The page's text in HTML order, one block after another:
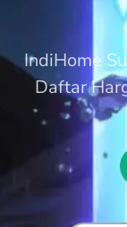
IndiHome
Daftar